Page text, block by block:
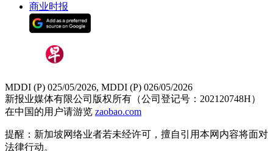
商业时报
MDDI (P) 025/05/2026, MDDI (P) 026/05/2026
新报业媒体有限公司版权所有（公司登记号：202120748H）
在中国的用户请游览 zaobao.com
提醒：新加坡网络业者若未经许可，擅自引用本网内容将面对
法律行动。